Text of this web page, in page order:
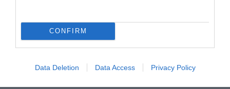
CONFIRM
Data Deletion Data Access Privacy Policy
06.08.2026 | 14:54